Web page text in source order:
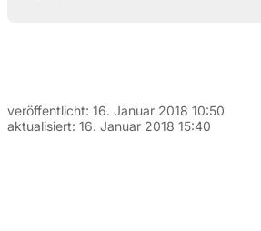
veröffentlicht: 16. Januar 2018 10:50
aktualisiert: 16. Januar 2018 15:40